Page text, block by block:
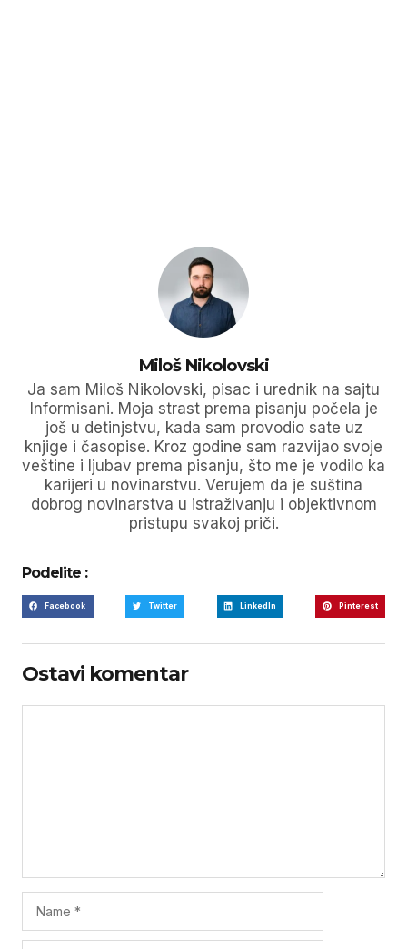
Miloš Nikolovski
Ja sam Miloš Nikolovski, pisac i urednik na sajtu
Informisani. Moja strast prema pisanju počela je
još u detinjstvu, kada sam provodio sate uz
knjige i časopise. Kroz godine sam razvijao svoje
veštine i ljubav prema pisanju, što me je vodilo ka
karijeri u novinarstvu. Verujem da je suština
dobrog novinarstva u istraživanju i objektivnom
pristupu svakoj priči.
Podelite :
Facebook Twitter LinkedIn Pinterest
Ostavi komentar